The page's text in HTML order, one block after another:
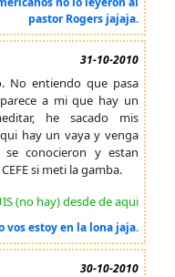
pastor Rogers jajaja.
31-10-2010
No entiendo que pasa
a mi que hay un
he sacado mis
hay un vaya y venga
conocieron y estan
si meti la gamba.
(no hay) desde de aqui
vos estoy en la lona jaja.
30-10-2010